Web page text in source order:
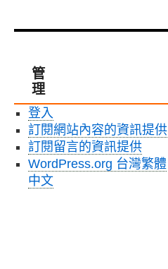
管
理
登入
訂閱網站內容的資訊提供
訂閱留言的資訊提供
WordPress.org 台灣繁體
中文